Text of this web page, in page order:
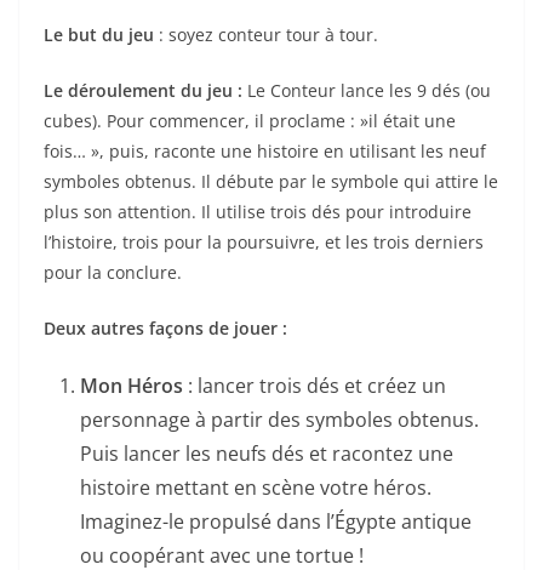
Le but du jeu : soyez conteur tour à tour.
Le déroulement du jeu : Le Conteur lance les 9 dés (ou
cubes). Pour commencer, il proclame : »il était une
fois… », puis, raconte une histoire en utilisant les neuf
symboles obtenus. Il débute par le symbole qui attire le
plus son attention. Il utilise trois dés pour introduire
l’histoire, trois pour la poursuivre, et les trois derniers
pour la conclure.
Deux autres façons de jouer :
Mon Héros : lancer trois dés et créez un
personnage à partir des symboles obtenus.
Puis lancer les neufs dés et racontez une
histoire mettant en scène votre héros.
Imaginez-le propulsé dans l’Égypte antique
ou coopérant avec une tortue !